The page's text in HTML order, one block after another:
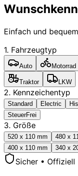
Einfach und
1. Fahrzeugtyp
Auto Motorrad
Traktor LKW
2. Kennzeichentyp
Standard Electric
SteuerFrei
3. Größe
520 x 110 mm 480 x
400 x 110 mm
340 x
Sicher • Offiziell